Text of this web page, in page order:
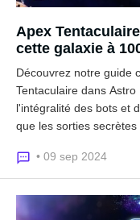
Apex
cette galaxie à
Découvrez notre guide
Tentaculaire dans
l'intégralité des bots et
que les sorties secrètes
• 09 sep 2024